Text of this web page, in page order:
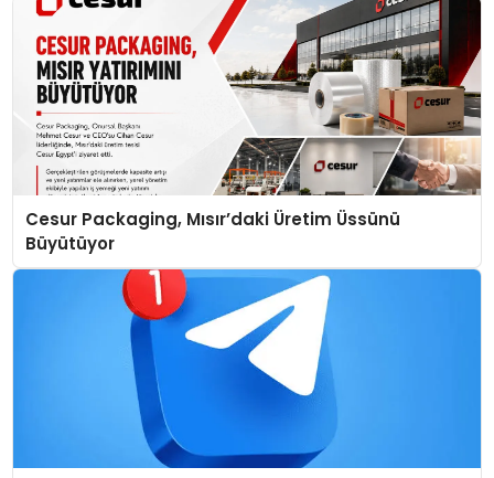
Cesur Packaging, Mısır’daki Üretim Üssünü
Büyütüyor